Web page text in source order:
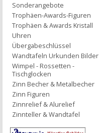
Sonderangebote
Trophäen-Awards-Figuren
Trophäen & Awards Kristall
Uhren
Übergabeschlüssel
Wandtafeln Urkunden Bilder
Wimpel - Rossetten -
Tischglocken
Zinn Becher & Metalbecher
Zinn Figuren
Zinnrelief & Alurelief
Zinnteller & Wandtafel